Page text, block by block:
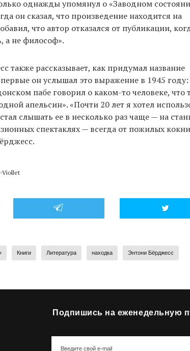
однажды упомянул о «Заводном
он сказал, что произведение находится на
что автор отказался от публикации,
а не философ».
также рассказывает, как придумал название
он услышал это выражение в 1945
пабе говорил о каком-то человеке, что
апельсин». «Почти 20 лет я хотел
слышать ее в несколько раз чаще — на
спектаклях — всегда от пожилых
Viollet
Книги Литература находка Энтони Бёрджесс
Подпишись на еженедельную